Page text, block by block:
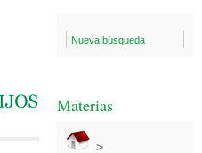
Nueva búsqueda
Materias
>